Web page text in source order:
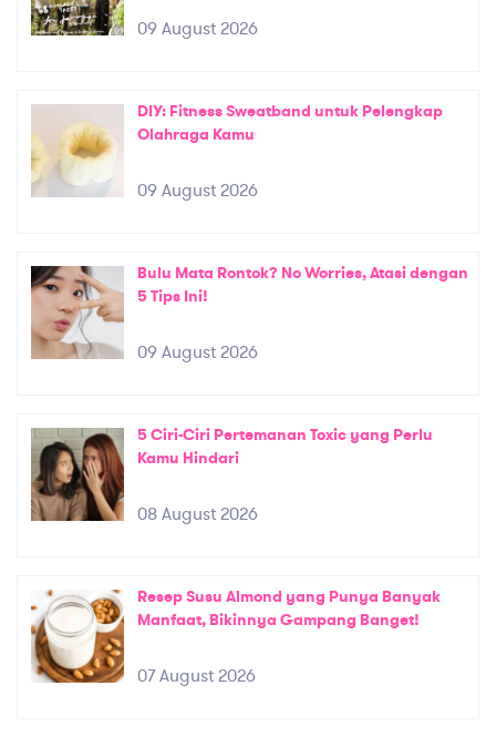
09 August 2026
DIY: Fitness Sweatband untuk Pelengkap
Olahraga Kamu
09 August 2026
Bulu Mata Rontok? No Worries, Atasi dengan
5 Tips Ini!
09 August 2026
5 Ciri-Ciri Pertemanan Toxic yang Perlu
Kamu Hindari
08 August 2026
Resep Susu Almond yang Punya Banyak
Manfaat, Bikinnya Gampang Banget!
07 August 2026